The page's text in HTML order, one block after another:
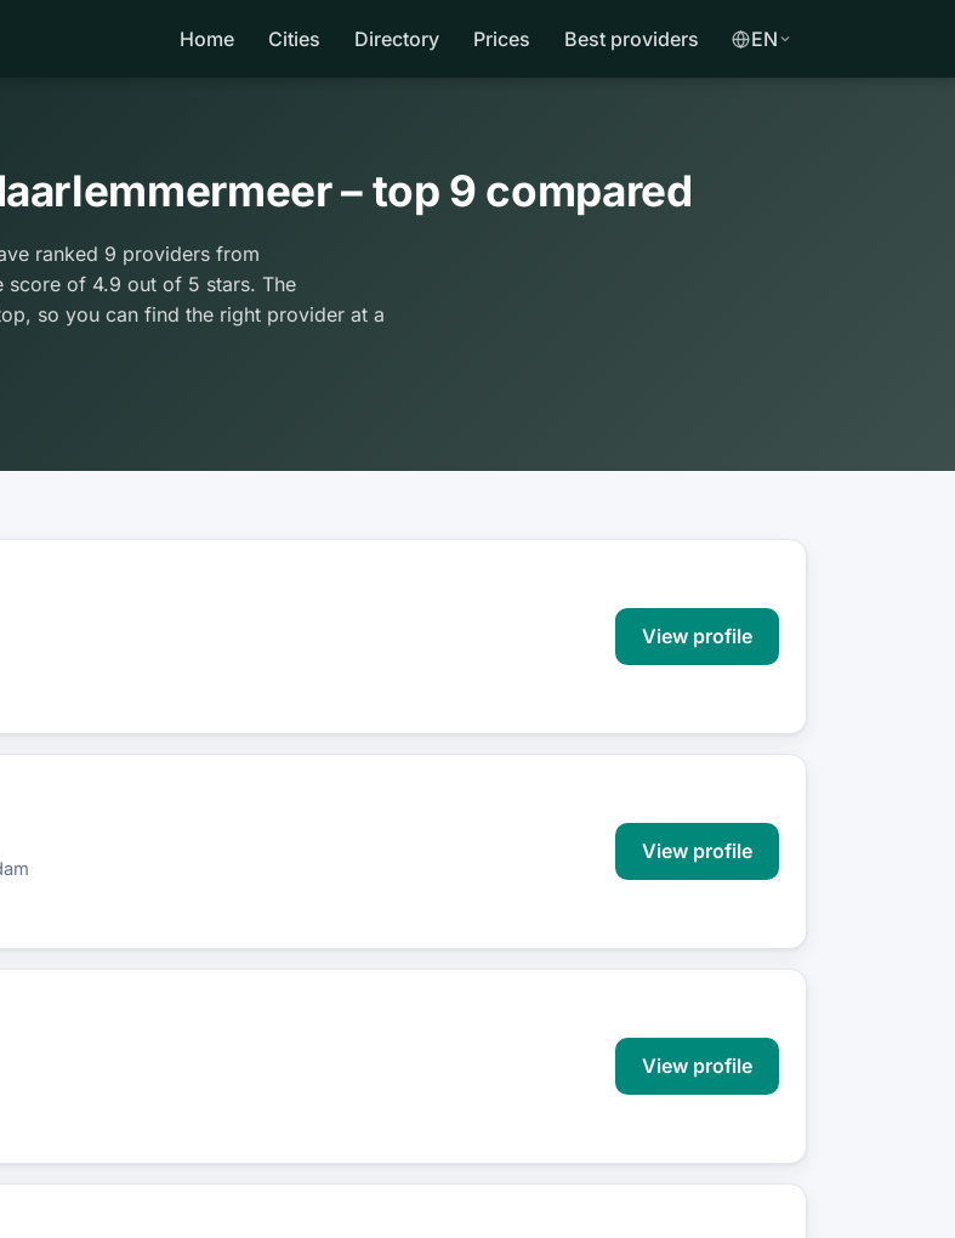
Home Cities Directory Prices Best providers EN
– top 9 compared
ranked 9 providers from
score of 4.9 out of 5 stars. The
so you can find the right provider at a
View profile
View profile
View profile